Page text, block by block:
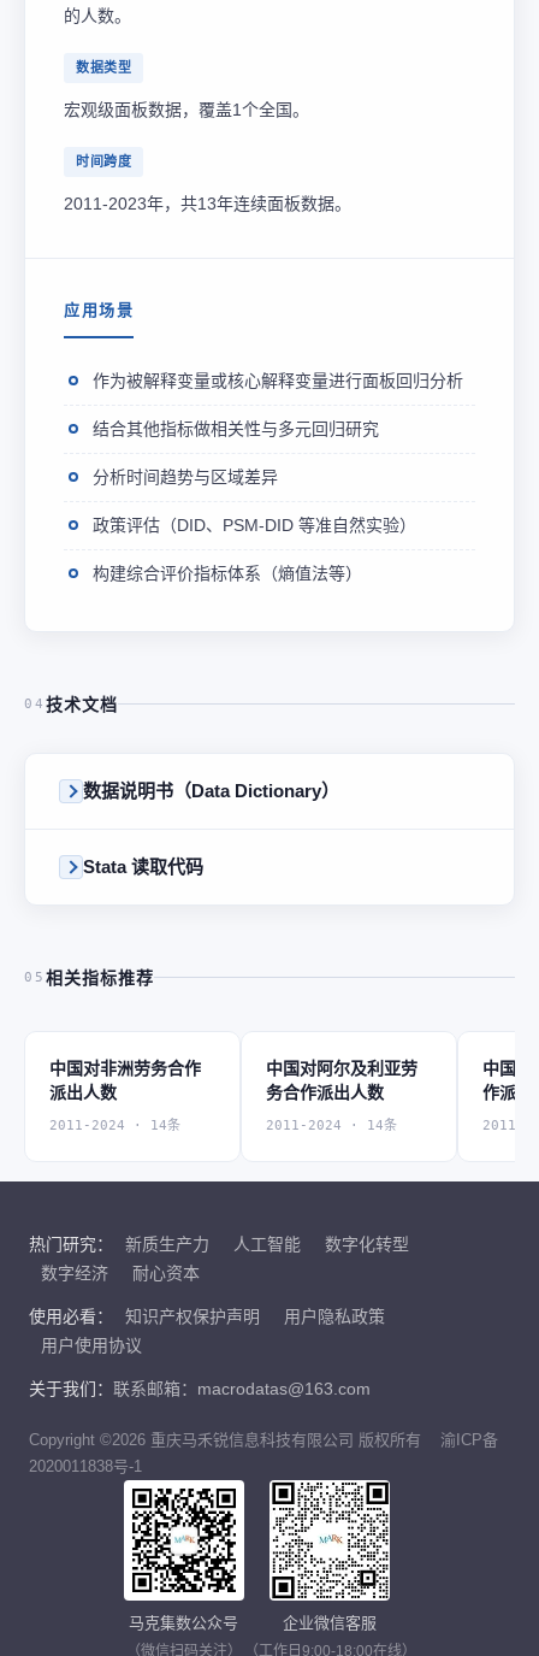
的人数。
数据类型
宏观级面板数据，覆盖1个全国。
时间跨度
2011-2023年，共13年连续面板数据。
应用场景
作为被解释变量或核心解释变量进行面板回归分析
结合其他指标做相关性与多元回归研究
分析时间趋势与区域差异
政策评估（DID、PSM-DID 等准自然实验）
构建综合评价指标体系（熵值法等）
04 技术文档
数据说明书（Data Dictionary）
Stata 读取代码
05 相关指标推荐
中国对非洲劳务合作
派出人数
2011-2024 · 14条
中国对阿尔及利亚劳
务合作派出人数
2011-2024 · 14条
中国对
作派出
2011-
热门研究： 新质生产力 人工智能
数字化转型
数字经济
耐心资本
使用必看： 知识产权保护声明
用户隐私政策
用户使用协议
关于我们： 联系邮箱：macrodatas@163.com
Copyright ©2026 重庆马禾锐信息科技有限公司 版权所有
渝ICP备
2020011838号-1
马克集数公众号
（微信扫码关注）
企业微信客服
（工作日9:00-18:00在线）